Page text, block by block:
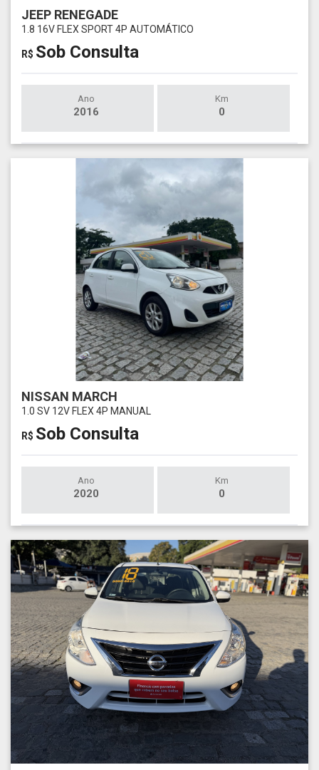
JEEP RENEGADE
1.8 16V FLEX SPORT 4P AUTOMÁTICO
R$ Sob Consulta
Ano
2016
Km
0
NISSAN MARCH
1.0 SV 12V FLEX 4P MANUAL
R$ Sob Consulta
Ano
2020
Km
0